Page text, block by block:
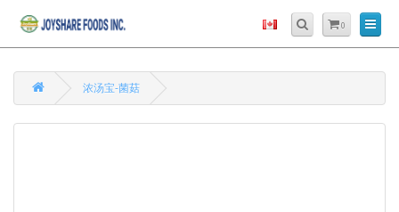
0
浓汤宝-菌菇